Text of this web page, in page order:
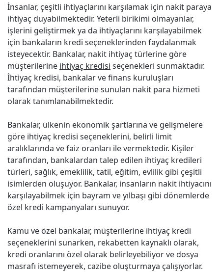
İnsanlar, çeşitli ihtiyaçlarını karşılamak için nakit paraya
ihtiyaç duyabilmektedir. Yeterli birikimi olmayanlar,
işlerini geliştirmek ya da ihtiyaçlarını karşılayabilmek
için bankaların kredi seçeneklerinden faydalanmak
isteyecektir. Bankalar, nakit ihtiyaç türlerine göre
müşterilerine ihtiyaç kredisi seçenekleri sunmaktadır.
İhtiyaç kredisi, bankalar ve finans kuruluşları
tarafından müşterilerine sunulan nakit para hizmeti
olarak tanımlanabilmektedir.
Bankalar, ülkenin ekonomik şartlarına ve gelişmelere
göre ihtiyaç kredisi seçeneklerini, belirli limit
aralıklarında ve faiz oranları ile vermektedir. Kişiler
tarafından, bankalardan talep edilen ihtiyaç kredileri
türleri, sağlık, emeklilik, tatil, eğitim, evlilik gibi çeşitli
isimlerden oluşuyor. Bankalar, insanların nakit ihtiyacını
karşılayabilmek için bayram ve yılbaşı gibi dönemlerde
özel kredi kampanyaları sunuyor.
Kamu ve özel bankalar, müşterilerine ihtiyaç kredi
seçeneklerini sunarken, rekabetten kaynaklı olarak,
kredi oranlarını özel olarak belirleyebiliyor ve dosya
masrafı istemeyerek, cazibe oluşturmaya çalışıyorlar.